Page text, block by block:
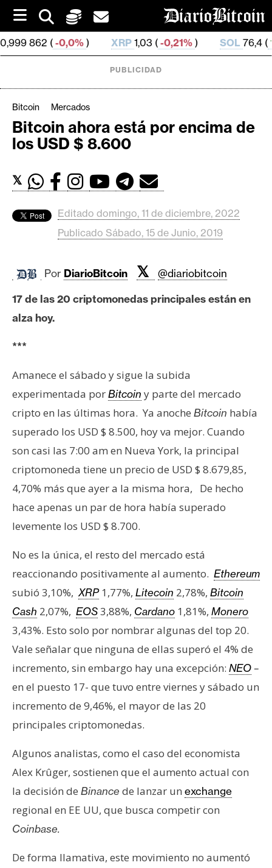
i
p
t
o
(-0,0%) XRP 1,03 (-0,21%) SOL 76,4 (1,58%)
C
r
p
o
c
d
o
B
i
t
o
i
n
E
t
e
r
e
m
A
n
á
i
s
i
s
PUBLICIDAD
Bitcoin Mercados
Bitcoin ahora está por encima de
los USD $ 8.600
𝕏
Editado domingo, 11 de diciembre, 2022
Publicado Sábado, 15 de Junio, 2019
Por DiarioBitcoin 𝕏
@diariobitcoin
17 de las 20 criptomonedas principales están en
alza hoy.
***
Amanece el sábado y sigue la subida
experimentada porBitcoin y parte del mercado
cripto en las últimas hora. Ya anoche Bitcoin había
superado los USD $ 8.500, hoy va mejor. Cuando
son casi las 7:00 am en Nueva York, la principal
criptomoneda tiene un precio de USD $ 8.679,85,
4,70% más que ayer a la misma hora, De hecho
hace apenas un par de hora había superado
levemente los USD $ 8.700.
No es la única, el resto del mercado está
reaccionando positivamente al aumento. Ethereum
subió 3,10%, XRP1,77%, Litecoin 2,78%, Bitcoin
Cash 2,07%, EOS3,88%, Cardano 1,81%, Monero
3,43%. Esto solo por nombrar algunas del top 20.
Vale señalar que ninguna de ellas superó el 4% de
incremento, sin embargo hay una excepción: NEO–
en el puesto 17- que tuvo entre viernes y sábado un
incremento de 9,46%, el mayor de las 20
principales criptomonedas.
Algunos analistas, como el caso del economista
Alex Krûger, sostienen que el aumento actual con
la decisión de Binance de lanzar un exchange
regional en EE UU, que busca competir con
Coinbase.
De forma llamativa, este movimiento no aumentó